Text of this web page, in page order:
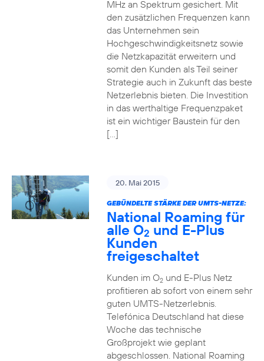
MHz an Spektrum gesichert. Mit
den zusätzlichen Frequenzen kann
das Unternehmen sein
Hochgeschwindigkeitsnetz sowie
die Netzkapazität erweitern und
somit den Kunden als Teil seiner
Strategie auch in Zukunft das beste
Netzerlebnis bieten. Die Investition
in das werthaltige Frequenzpaket
ist ein wichtiger Baustein für den
[…]
20. Mai 2015
GEBÜNDELTE STÄRKE DER UMTS-NETZE:
National Roaming für
alle O2 und E-Plus
Kunden
freigeschaltet
Kunden im O2und E-Plus Netz
profitieren ab sofort von einem sehr
guten UMTS-Netzerlebnis.
Telefónica Deutschland hat diese
Woche das technische
Großprojekt wie geplant
abgeschlossen. National Roaming